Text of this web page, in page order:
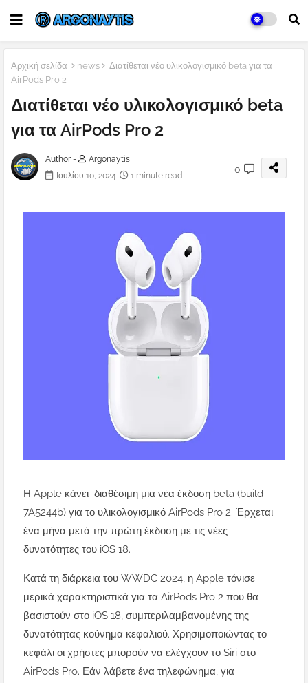
Αρχική σελίδα news
Διατίθεται νέο υλικολογισμικό beta για τα
AirPods Pro 2
Διατίθεται νέο υλικολογισμικό beta
για τα AirPods Pro 2
Author -
Argonaytis
Ιουλίου 10, 2024
1 minute read
0
Η Apple κάνει διαθέσιμη μια νέα έκδοση beta (build
7A5244b) για το υλικολογισμικό AirPods Pro 2. Έρχεται
ένα μήνα μετά την πρώτη έκδοση με τις νέες
δυνατότητες του iOS 18.
Κατά τη διάρκεια του WWDC 2024, η Apple τόνισε
μερικά χαρακτηριστικά για τα AirPods Pro 2 που θα
βασιστούν στο iOS 18, συμπεριλαμβανομένης της
δυνατότητας κούνημα κεφαλιού. Χρησιμοποιώντας το
κεφάλι οι χρήστες μπορούν να ελέγχουν το Siri στο
AirPods Pro. Εάν λάβετε ένα τηλεφώνημα, για